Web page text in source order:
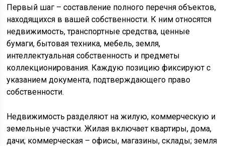
Первый шаг – составление полного перечня объектов,
находящихся в вашей собственности. К ним относятся
недвижимость, транспортные средства, ценные
бумаги, бытовая техника, мебель, земля,
интеллектуальная собственность и предметы
коллекционирования. Каждую позицию фиксируют с
указанием документа, подтверждающего право
собственности.
Недвижимость разделяют на жилую, коммерческую и
земельные участки. Жилая включает квартиры, дома,
дачи; коммерческая – офисы, магазины, склады; земля